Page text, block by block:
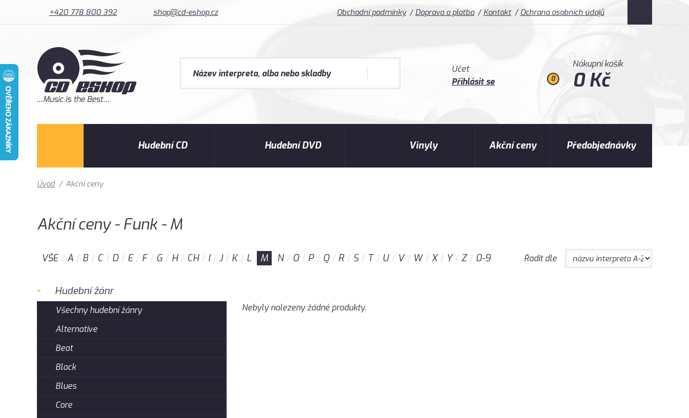
+420 778 800 392 shop@cd-eshop.cz Obchodní podmínky Doprava a platba Kontakt Ochrana osobních údajů
Účet
Přihlásit se
0
Nákupní košík
0 Kč
Hudební CD Hudební DVD Vinyly Akční ceny Předobjednávky
Úvod / Akční ceny
Akční ceny - Funk - M
VŠE A B C D E F G H CH I J K L M N O P Q R S T U V W X Y Z 0-9 Řadit dle
Hudební žánr
Všechny hudební žánry
Alternative
Beat
Black
Blues
Core
Nebyly nalezeny žádné produkty.